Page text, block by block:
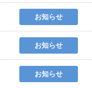
お知らせ
お知らせ
お知らせ